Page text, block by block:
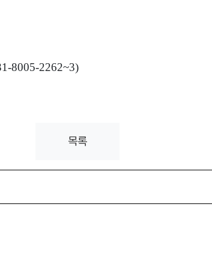
8005-2262~3)
목록